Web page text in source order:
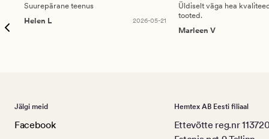
Suurepärane teenus
Helen L
2026-05-21
Üldiselt väga hea
tooted.
Marleen V
Jälgi meid
Facebook
Hemtex AB Eesti filiaal
Ettevõtte reg.nr